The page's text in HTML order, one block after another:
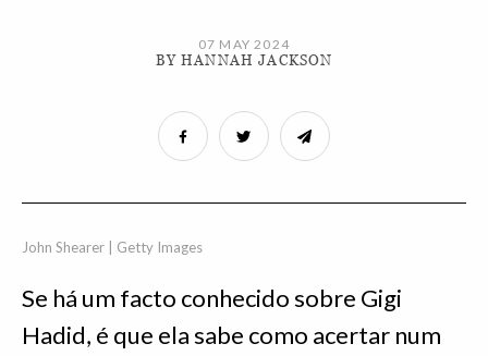
07 MAY 2024
BY HANNAH JACKSON
John Shearer | Getty Images
Se há um facto conhecido sobre Gigi
Hadid, é que ela sabe como acertar num